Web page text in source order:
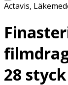
Actavis,
28 styck